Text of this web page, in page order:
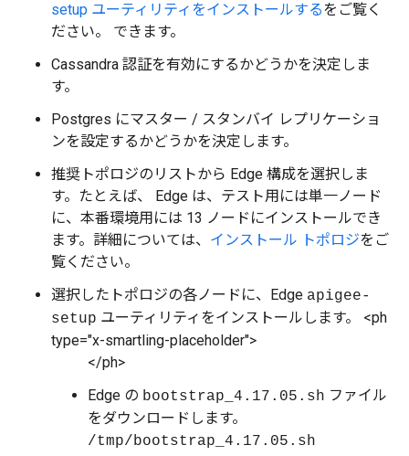
setup ユーティリティをインストールするをご覧く
ださい。 できます。
Cassandra 認証を有効にするかどうかを決定しま
す。
Postgres にマスター / スタンバイ レプリケーショ
ンを設定するかどうかを決定します。
推奨トポロジのリストから Edge 構成を選択しま
す。たとえば、 Edge は、テスト用には単一ノード
に、本番環境用には 13 ノードにインストールでき
ます。詳細については、 インストール トポロジをご
覧ください。
選択したトポロジの各ノードに、Edge apigee-
setup ユーティリティをインストールします。 <ph
type="x-smartling-placeholder">
</ph>
Edge の bootstrap_4.17.05.sh ファイル
をダウンロードします。
/tmp/bootstrap_4.17.05.sh